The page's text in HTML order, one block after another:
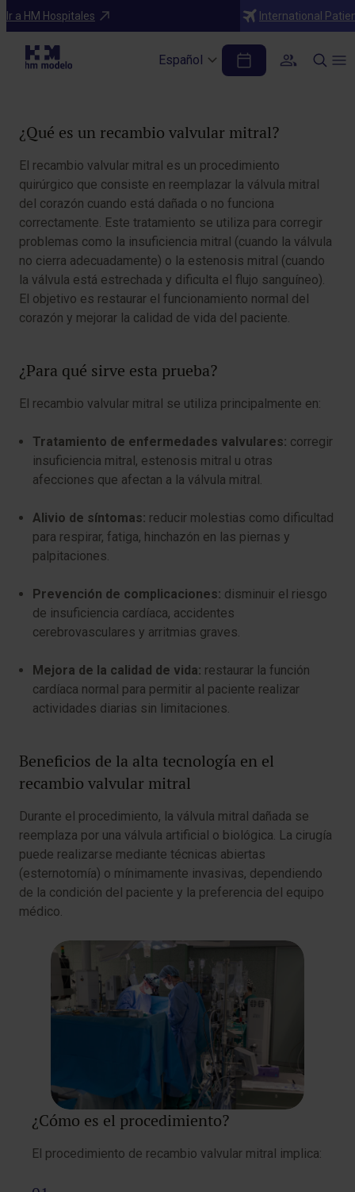
Ir a HM Hospitales International
Español
Diagnósticos
Recambio Valvular Mitral
¿Qué es un recambio valvular mitral?
El recambio valvular mitral es un procedimiento
quirúrgico que consiste en reemplazar la válvula mitral
del corazón cuando está dañada o no funciona
correctamente. Este tratamiento se utiliza para corregir
problemas como la insuficiencia mitral (cuando la válvula
no cierra adecuadamente) o la estenosis mitral (cuando
la válvula está estrechada y dificulta el flujo sanguíneo).
El objetivo es restaurar el funcionamiento normal del
corazón y mejorar la calidad de vida del paciente.
¿Para qué sirve esta prueba?
El recambio valvular mitral se utiliza principalmente en:
Tratamiento de enfermedades valvulares: corregir
insuficiencia mitral, estenosis mitral u otras
afecciones que afectan a la válvula mitral.
Alivio de síntomas: reducir molestias como dificultad
para respirar, fatiga, hinchazón en las piernas y
palpitaciones.
Prevención de complicaciones: disminuir el riesgo
de insuficiencia cardíaca, accidentes
cerebrovasculares y arritmias graves.
Mejora de la calidad de vida: restaurar la función
cardíaca normal para permitir al paciente realizar
actividades diarias sin limitaciones.
Beneficios de la alta tecnología en el
recambio valvular mitral
Durante el procedimiento, la válvula mitral dañada se
reemplaza por una válvula artificial o biológica. La cirugía
puede realizarse mediante técnicas abiertas
(esternotomía) o mínimamente invasivas, dependiendo
de la condición del paciente y la preferencia del equipo
médico.
¿Cómo es el procedimiento?
El procedimiento de recambio valvular mitral implica: